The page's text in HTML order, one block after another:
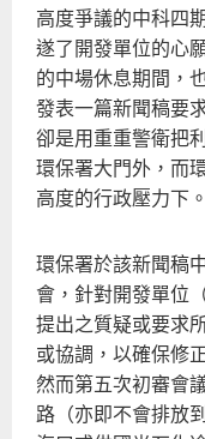
高度爭議的中科四
遂了開發單位的心
的中場休息期間，
發表一篇新聞稿要
卻是用重重警衛把
環保署大門外，而
高度的行政壓力下。
環保署於該新聞稿
會，針對開發單位
提出之質疑或要求
或協調，以確保修
然而第五次初審會
路（亦即不會排放